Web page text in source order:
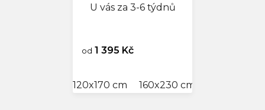
U vás za 3-6 týdnů
od 1 395 Kč
120x170 cm 160x230 cm